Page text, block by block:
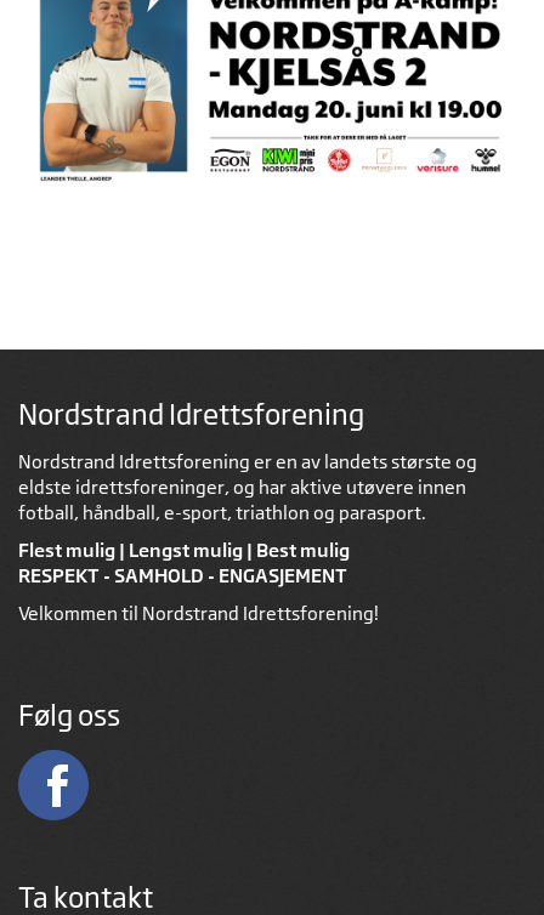
Nordstrand Idrettsforening
Nordstrand Idrettsforening er en av landets største og
eldste idrettsforeninger, og har aktive utøvere innen
fotball, håndball, e-sport, triathlon og parasport.
Flest mulig | Lengst mulig | Best mulig
RESPEKT - SAMHOLD - ENGASJEMENT
Velkommen til Nordstrand Idrettsforening!
Følg oss
Ta kontakt